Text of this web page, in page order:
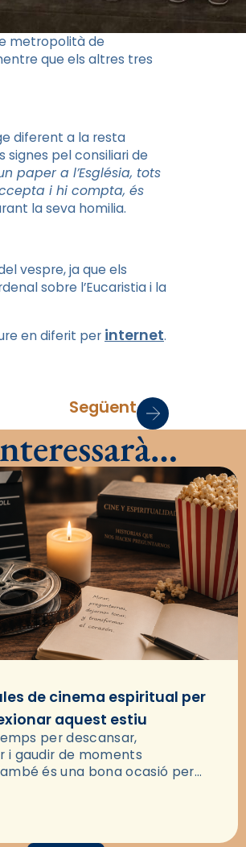
metropolità de
que els altres tres
diferent a la resta
signes pel consiliari de
paper a l’Església, tots
i hi compta, és
la seva homilia.
vespre, ja que els
sobre l’Eucaristia i la
en diferit per internet.
Següent
de cinema espiritual per
aquest estiu
per descansar,
i gaudir de moments
és una bona ocasió per
reflexionar sobre les…